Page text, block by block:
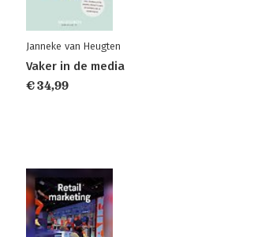
Janneke van Heugten
Vaker in de media
€ 34,99